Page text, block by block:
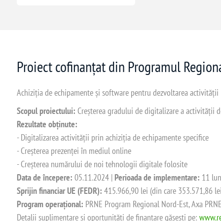
Proiect cofinanțat din Programul
Achiziția de echipamente și software pentru dezvoltarea
Scopul proiectului: Creșterea gradului de digitalizare a activității
Rezultate obținute:
- Digitalizarea activității prin achiziția de echipamente specifice
- Creșterea prezenței în mediul online
- Creșterea numărului de noi tehnologii digitale folosite
Data de începere: 05.11.2024 | Perioada de implementare: 11
Sprijin financiar UE (FEDR): 415.966,90 lei (din care 353.571,86
Program operațional: PRNE Program Regional Nord-Est, Axa
Detalii suplimentare și oportunități de finanțare găsești pe: